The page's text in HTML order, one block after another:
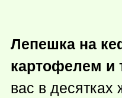
Лепешка на
картофелем и
вас в десятках